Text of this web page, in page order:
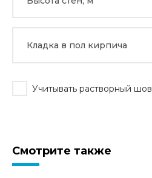
Кладка в пол кирпича
Учитывать растворный шов
Смотрите также